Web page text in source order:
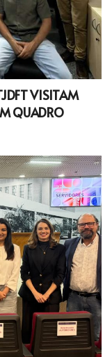
VISITAM
QUADRO